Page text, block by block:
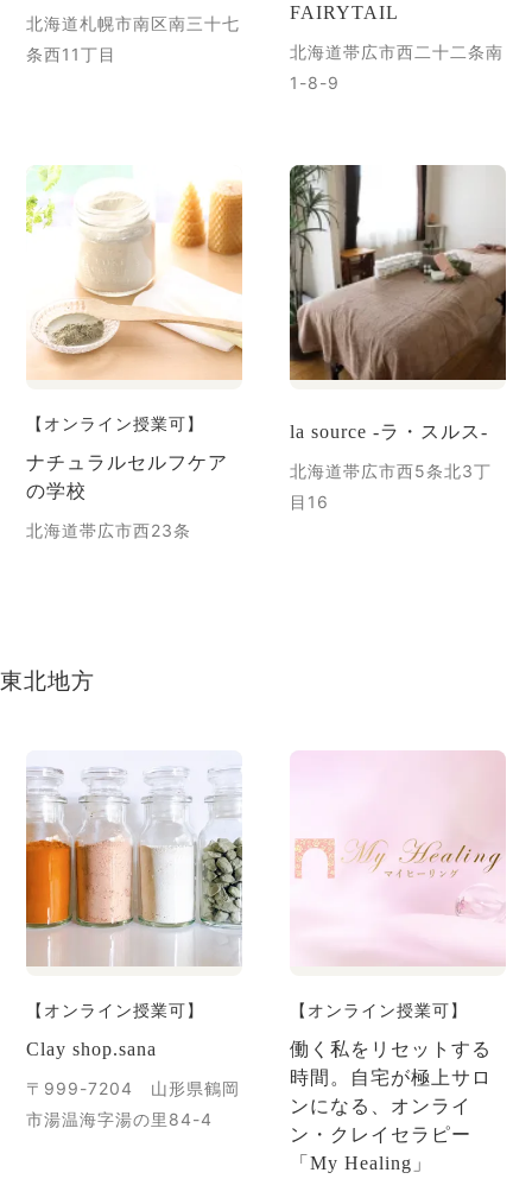
北海道札幌市南区南三十七
条西11丁目
FAIRYTAIL
北海道帯広市西二十二条南
1-8-9
【オンライン授業可】
ナチュラルセルフケア
の学校
北海道帯広市西23条
la source -ラ・スルス-
北海道帯広市西5条北3丁
目16
東北地方
【オンライン授業可】
Clay shop.sana
〒999-7204 山形県鶴岡
市湯温海字湯の里84-4
【オンライン授業可】
働く私をリセットする
時間。自宅が極上サロ
ンになる、オンライ
ン・クレイセラピー
「My Healing」